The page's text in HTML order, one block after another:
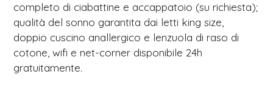
completo di ciabattine e accappatoio (su richiesta);
qualità del sonno garantita dai letti king size,
doppio cuscino anallergico e lenzuola di raso di
cotone, wifi e net-corner disponibile 24h
gratuitamente.